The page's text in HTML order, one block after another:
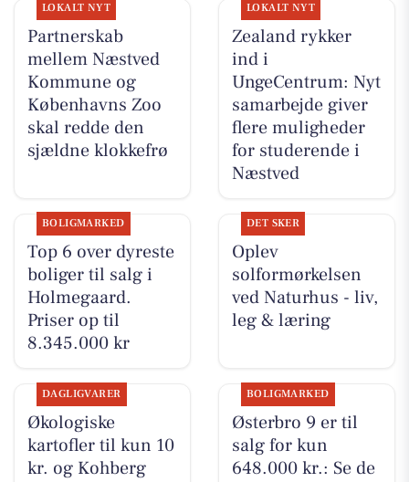
LOKALT NYT
Partnerskab
mellem Næstved
Kommune og
Københavns Zoo
skal redde den
sjældne klokkefrø
LOKALT NYT
Zealand rykker
ind i
UngeCentrum: Nyt
samarbejde giver
flere muligheder
for studerende i
Næstved
BOLIGMARKED
Top 6 over dyreste
boliger til salg i
Holmegaard.
Priser op til
8.345.000 kr
DET SKER
Oplev
solformørkelsen
ved Naturhus - liv,
leg & læring
DAGLIGVARER
Økologiske
kartofler til kun 10
kr. og Kohberg
BOLIGMARKED
Østerbro 9 er til
salg for kun
648.000 kr.: Se de